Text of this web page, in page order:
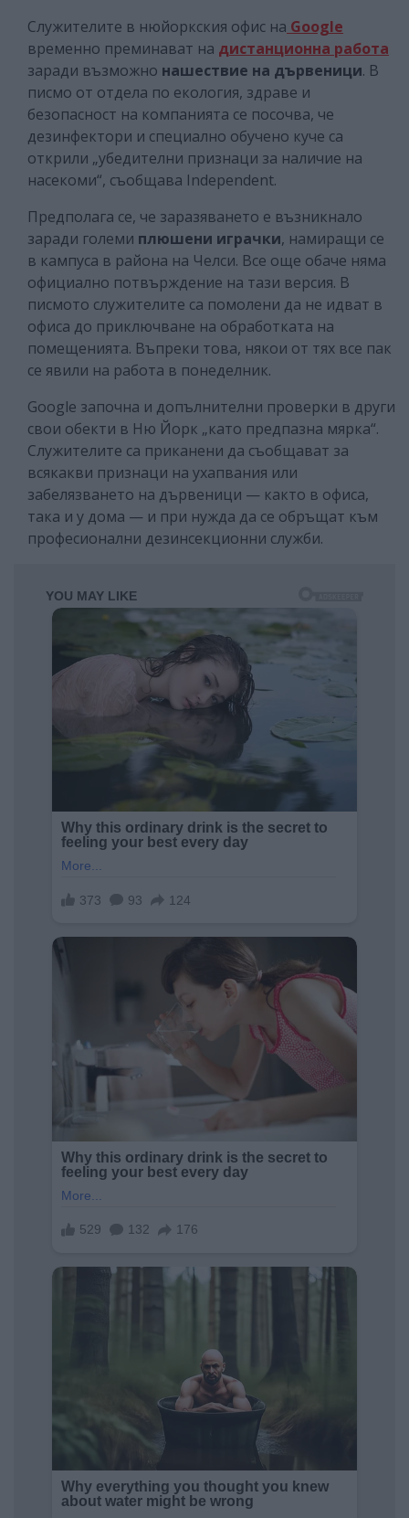
Служителите в нюйоркския офис на Google
временно преминават на дистанционна работа
заради възможно нашествие на дървеници. В
писмо от отдела по екология, здраве и
безопасност на компанията се посочва, че
дезинфектори и специално обучено куче са
открили „убедителни признаци за наличие на
насекоми“, съобщава Independent.
Предполага се, че заразяването е възникнало
заради големи плюшени играчки, намиращи се
в кампуса в района на Челси. Все още обаче няма
официално потвърждение на тази версия. В
писмото служителите са помолени да не идват в
офиса до приключване на обработката на
помещенията. Въпреки това, някои от тях все пак
се явили на работа в понеделник.
Google започна и допълнителни проверки в други
свои обекти в Ню Йорк „като предпазна мярка“.
Служителите са приканени да съобщават за
всякакви признаци на ухапвания или
забелязването на дървеници — както в офиса,
така и у дома — и при нужда да се обръщат към
професионални дезинсекционни служби.